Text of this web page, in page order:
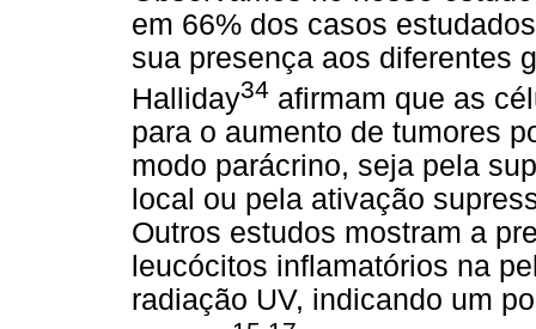
em 66% dos casos
sua presença aos diferentes
Halliday34 afirmam que as
para o aumento de tumores
modo parácrino, seja pela
local ou pela ativação
Outros estudos mostram a
leucócitos inflamatórios na
radiação UV, indicando um